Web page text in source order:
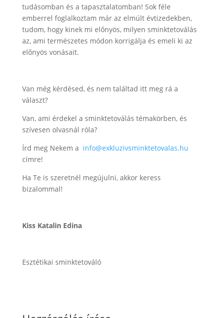
tudásomban és a tapasztalatomban! Sok féle
emberrel foglalkoztam már az elmúlt évtizedekben,
tudom, hogy kinek mi előnyös, milyen sminktetoválás
az, ami természetes módon korrigálja és emeli ki az
előnyös vonásait.
Van még kérdésed, és nem találtad itt meg rá a
választ?
Van, ami érdekel a sminktetoválás témakörben, és
szívesen olvasnál róla?
Írd meg Nekem a info@exkluzivsminktetovalas.hu
címre!
Ha Te is szeretnél megújulni, akkor keress
bizalommal!
Kiss Katalin Edina
Esztétikai sminktetováló